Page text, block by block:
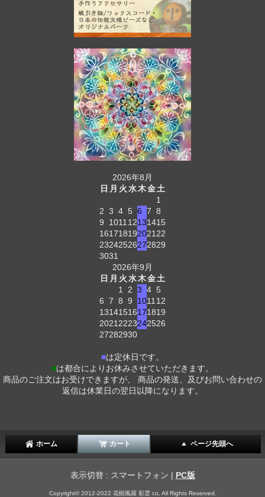
2026年8月
日 月 火水木金土
1
2 3 4 5 6 7 8
9
1011 12131415
161718192021 22
23242526272829
3031
2026年9月
日 月 火水木金土
1
2 3 4 5
6 7 8 9 1011 12
13141516171819
2021 2223242526
27282930
■は定休日です。
■は都合によりお休みさせていただきます。
商品のご注文はお受けできますが、 商品の発送、及びお問い合わせの
返信は休業日の翌日以降になります。
ホーム カート ページ先頭へ
表示切替 : スマートフォン | PC版
Copyright© 2012-2022 花樹風羅 彩雲 co, All Rights Reserved.